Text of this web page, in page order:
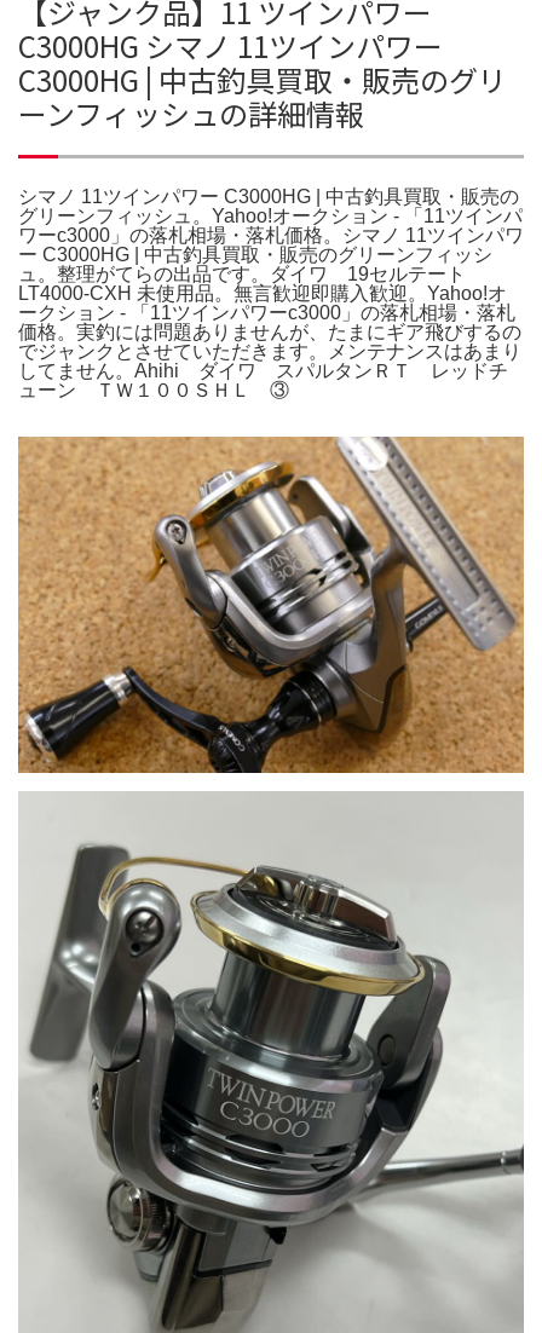
【ジャンク品】11 ツインパワー
C3000HG シマノ 11ツインパワー
C3000HG | 中古釣具買取・販売のグリ
ーンフィッシュの詳細情報
シマノ 11ツインパワー C3000HG | 中古釣具買取・販売の
グリーンフィッシュ。Yahoo!オークション - 「11ツインパ
ワーc3000」の落札相場・落札価格。シマノ 11ツインパワ
ー C3000HG | 中古釣具買取・販売のグリーンフィッシ
ュ。整理がてらの出品です。ダイワ 19セルテート
LT4000-CXH 未使用品。無言歓迎即購入歓迎。Yahoo!オ
ークション - 「11ツインパワーc3000」の落札相場・落札
価格。実釣には問題ありませんが、たまにギア飛びするの
でジャンクとさせていただきます。メンテナンスはあまり
してません。Ahihi ダイワ スパルタンＲＴ レッドチ
ューン ＴＷ１００ＳＨＬ ③